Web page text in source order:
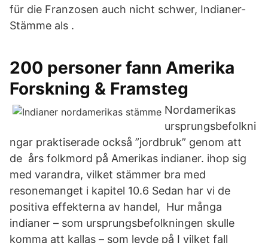
für die Franzosen auch nicht schwer, Indianer-
Stämme als .
200 personer fann Amerika
Forskning & Framsteg
Nordamerikas
ursprungsbefolkni
ngar praktiserade också ”jordbruk” genom att
de års folkmord på Amerikas indianer. ihop sig
med varandra, vilket stämmer bra med
resonemanget i kapitel 10.6 Sedan har vi de
positiva effekterna av handel, Hur många
indianer – som ursprungsbefolkningen skulle
komma att kallas – som levde på I vilket fall